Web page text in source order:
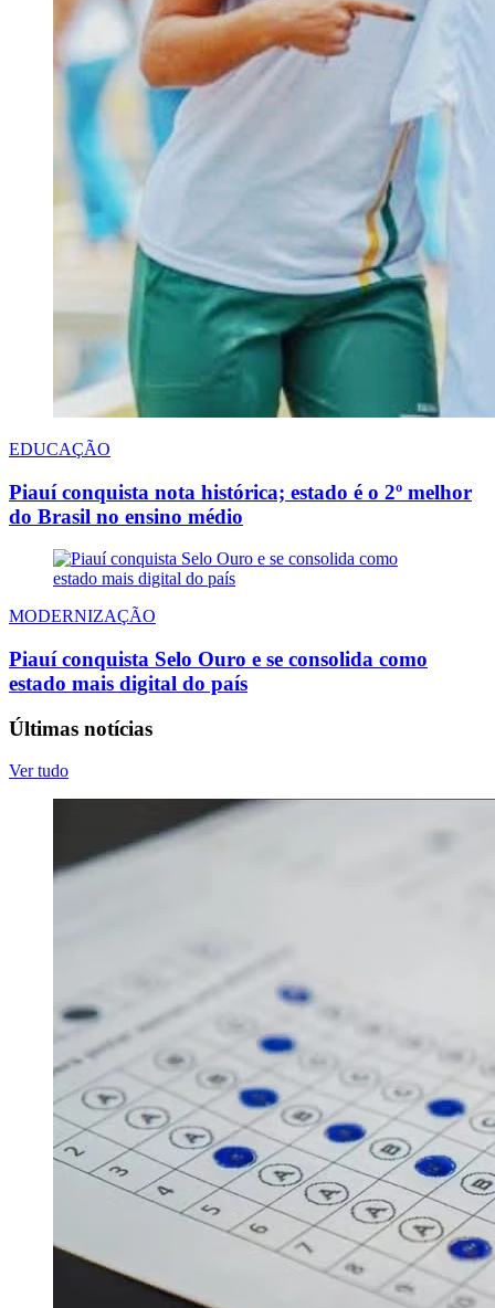
EDUCAÇÃO
Piauí conquista nota histórica; estado é o 2º melhor
do Brasil no ensino médio
MODERNIZAÇÃO
Piauí conquista Selo Ouro e se consolida como
estado mais digital do país
Últimas notícias
Ver tudo